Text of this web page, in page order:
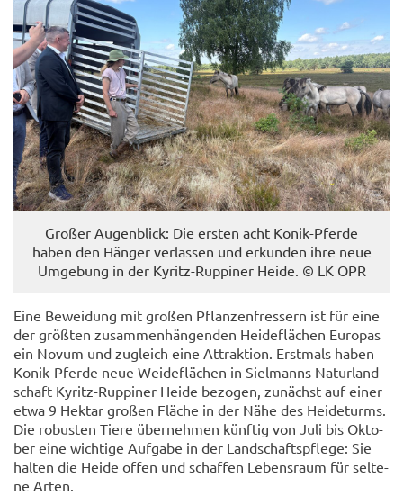
Gro­ßer Au­gen­blick: Die ers­ten acht Konik-​Pferde
haben den Hän­ger ver­las­sen und er­kun­den ihre neue
Um­ge­bung in der Kyritz-​Ruppiner Heide. © LK OPR
Eine Be­wei­dung mit gro­ßen Pflan­zen­fres­sern ist für eine
der größ­ten zu­sam­men­hän­gen­den Hei­de­flä­chen Eu­ro­pas
ein Novum und zu­gleich eine At­trak­ti­on. Erst­mals haben
Konik-​Pferde neue Wei­de­flä­chen in Siel­manns Na­tur­land­
schaft Kyritz-​Ruppiner Heide be­zo­gen, zu­nächst auf einer
etwa 9 Hekt­ar gro­ßen Flä­che in der Nähe des Hei­de­turms.
Die ro­bus­ten Tiere über­neh­men künf­tig von Juli bis Ok­to­
ber eine wich­ti­ge Auf­ga­be in der Land­schafts­pfle­ge: Sie
hal­ten die Heide offen und schaf­fen Le­bens­raum für sel­te­
ne Arten.